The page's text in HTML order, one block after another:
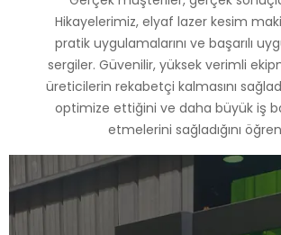
Hikayelerimiz, elyaf lazer kesim
pratik uygulamalarını ve başarılı
sergiler. Güvenilir, yüksek verimli
üreticilerin rekabetçi kalmasını
optimize ettiğini ve daha büyük iş
etmelerini sağladığını